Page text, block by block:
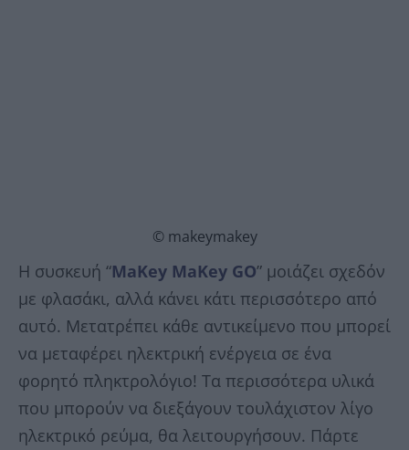
© makeymakey
Η συσκευή “MaKey MaKey GO” μοιάζει σχεδόν
με φλασάκι, αλλά κάνει κάτι περισσότερο από
αυτό. Μετατρέπει κάθε αντικείμενο που μπορεί
να μεταφέρει ηλεκτρική ενέργεια σε ένα
φορητό πληκτρολόγιο! Τα περισσότερα υλικά
που μπορούν να διεξάγουν τουλάχιστον λίγο
ηλεκτρικό ρεύμα, θα λειτουργήσουν. Πάρτε